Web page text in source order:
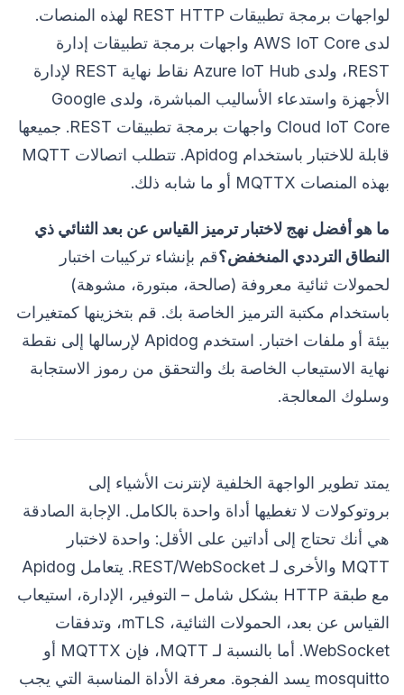
لواجهات برمجة تطبيقات REST HTTP لهذه المنصات.
لدى AWS IoT Core واجهات برمجة تطبيقات إدارة
REST، ولدى Azure IoT Hub نقاط نهاية REST لإدارة
الأجهزة واستدعاء الأساليب المباشرة، ولدى Google
Cloud IoT Core واجهات برمجة تطبيقات REST. جميعها
قابلة للاختبار باستخدام Apidog. تتطلب اتصالات MQTT
بهذه المنصات MQTTX أو ما شابه ذلك.
ما هو أفضل نهج لاختبار ترميز القياس عن بعد الثنائي ذي
النطاق الترددي المنخفض؟قم بإنشاء تركيبات اختبار
لحمولات ثنائية معروفة (صالحة، مبتورة، مشوهة)
باستخدام مكتبة الترميز الخاصة بك. قم بتخزينها كمتغيرات
بيئة أو ملفات اختبار. استخدم Apidog لإرسالها إلى نقطة
نهاية الاستيعاب الخاصة بك والتحقق من رموز الاستجابة
وسلوك المعالجة.
يمتد تطوير الواجهة الخلفية لإنترنت الأشياء إلى
بروتوكولات لا تغطيها أداة واحدة بالكامل. الإجابة الصادقة
هي أنك تحتاج إلى أداتين على الأقل: واحدة لاختبار
MQTT والأخرى لـ REST/WebSocket. يتعامل Apidog
مع طبقة HTTP بشكل شامل – التوفير، الإدارة، استيعاب
القياس عن بعد، الحمولات الثنائية، mTLS، وتدفقات
WebSocket. أما بالنسبة لـ MQTT، فإن MQTTX أو
mosquitto يسد الفجوة. معرفة الأداة المناسبة التي يجب